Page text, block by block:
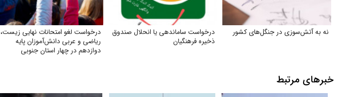
نه به آتش‌سوزی در جنگل‌های کشور
درخواست ساماندهی یا انحلال صندوق
ذخیره فرهنگیان
درخواست لغو امتحانات نهایی زیست،
ریاضی و عربی دانش‌آموزان پایه
دوازدهم در چهار استان جنوبی
خبرهای مرتبط